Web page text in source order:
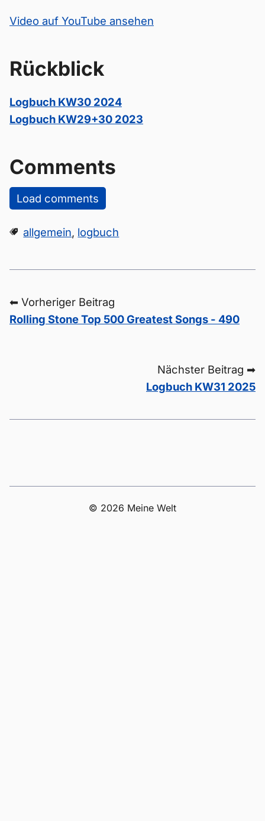
Video auf YouTube ansehen
Rückblick
Logbuch KW30 2024
Logbuch KW29+30 2023
Comments
Load comments
allgemein, logbuch
⬅ Vorheriger Beitrag
Rolling Stone Top 500 Greatest Songs - 490
Nächster Beitrag ➡
Logbuch KW31 2025
© 2026 Meine Welt